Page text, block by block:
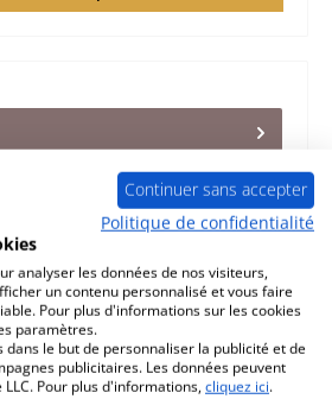
clés: plaque de sole, sole de chambre
sécurité du produit
Continuer sans accepter
Politique de confidentialité
analyser les données de nos visiteurs,
un contenu personnalisé et vous faire
Pour plus d'informations sur les cookies
paramètres.
dans le but de personnaliser la publicité et de
publicitaires. Les données peuvent
Pour plus d'informations, cliquez ici.